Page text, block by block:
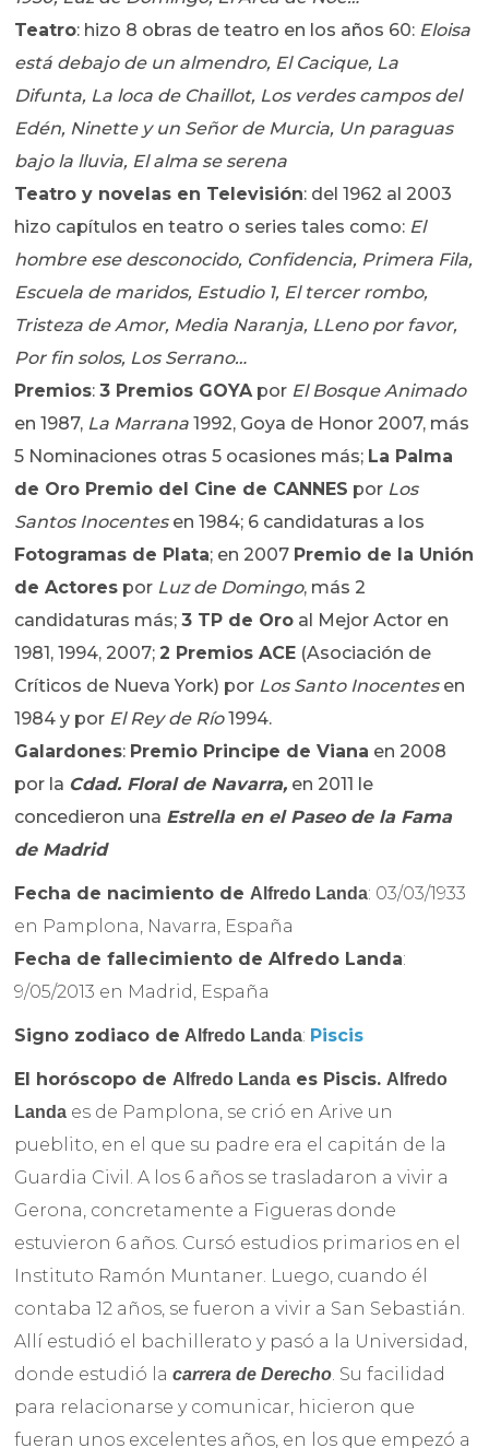
Teatro: hizo 8 obras de teatro en los años 60: Eloisa
está debajo de un almendro, El Cacique, La
Difunta, La loca de Chaillot, Los verdes campos del
Edén, Ninette y un Señor de Murcia, Un paraguas
bajo la lluvia, El alma se serena
Teatro y novelas en Televisión: del 1962 al 2003
hizo capítulos en teatro o series tales como: El
hombre ese desconocido, Confidencia, Primera Fila,
Escuela de maridos, Estudio 1, El tercer rombo,
Tristeza de Amor, Media Naranja, LLeno por favor,
Por fin solos, Los Serrano…
Premios:3 Premios GOYApor El Bosque Animado
en 1987, La Marrana 1992, Goya de Honor 2007, más
5 Nominaciones otras 5 ocasiones más; La Palma
de Oro Premio del Cine de CANNES por Los
Santos Inocentes en 1984; 6 candidaturas a los
Fotogramas de Plata; en 2007 Premio de la Unión
de Actores por Luz de Domingo, más 2
candidaturas más;3 TP de Oro al Mejor Actor en
1981, 1994, 2007;2 Premios ACE (Asociación de
Críticos de Nueva York) por Los Santo Inocentesen
1984 y por El Rey de Río1994.
Galardones: Premio Principe de Viana en 2008
por la Cdad. Floral de Navarra, en 2011 le
concedieron una Estrella en el Paseo de la Fama
de Madrid
Fecha de nacimiento deAlfredo Landa: 03/03/1933
en Pamplona, Navarra, España
Fecha de fallecimiento de Alfredo Landa:
9/05/2013 en Madrid, España
Signo zodiaco de Alfredo Landa: Piscis
El horóscopo deAlfredo Landa es Piscis.Alfredo
Landa es de Pamplona, se crió en Arive un
pueblito, en el que su padre era el capitán de la
Guardia Civil. A los 6 años se trasladaron a vivir a
Gerona, concretamente a Figueras donde
estuvieron 6 años. Cursó estudios primarios en el
Instituto Ramón Muntaner. Luego, cuando él
contaba 12 años, se fueron a vivir a San Sebastián.
Allí estudió el bachillerato y pasó a la Universidad,
donde estudió lacarrera de Derecho. Su facilidad
para relacionarse y comunicar, hicieron que
fueran unos excelentes años, en los que empezó a